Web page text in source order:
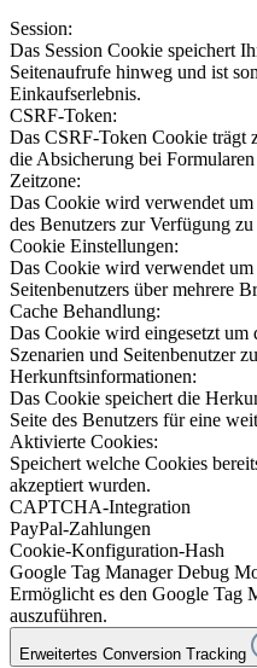
Session:
Das Session Cookie speichert
Seitenaufrufe hinweg und ist
Einkaufserlebnis.
CSRF-Token:
Das CSRF-Token Cookie trägt
die Absicherung bei
Zeitzone:
Das Cookie wird verwendet
des Benutzers zur Verfügung zu
Cookie Einstellungen:
Das Cookie wird verwendet
Seitenbenutzers über mehrere
Cache Behandlung:
Das Cookie wird eingesetzt um
Szenarien und Seitenbenutzer
Herkunftsinformationen:
Das Cookie speichert die
Seite des Benutzers für eine
Aktivierte Cookies:
Speichert welche Cookies
akzeptiert wurden.
CAPTCHA-Integration
PayPal-Zahlungen
Cookie-Konfiguration-Hash
Google Tag Manager Debug
Ermöglicht es den Google Tag
auszuführen.
Erweitertes Conversion Tracking